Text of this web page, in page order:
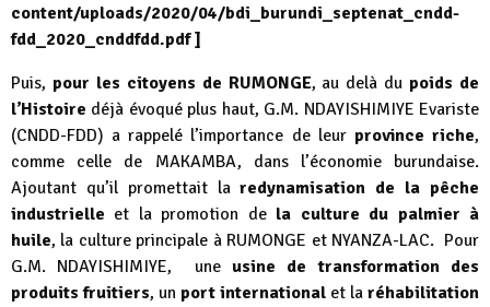
content/uploads/2020/04/bdi_burundi_septenat_cndd-
fdd_2020_cnddfdd.pdf]
Puis, pour les citoyens de RUMONGE, au delà du poids de
l’Histoire déjà évoqué plus haut, G.M. NDAYISHIMIYE Evariste
(CNDD-FDD) a rappelé l’importance de leur province riche,
comme celle de MAKAMBA, dans l’économie burundaise.
Ajoutant qu’il promettait laredynamisation de la pêche
industrielle et la promotion de la culture du palmier à
huile, la culture principale à RUMONGE et NYANZA-LAC. Pour
G.M. NDAYISHIMIYE, uneusine de transformation des
produits fruitiers, un port international et la réhabilitation